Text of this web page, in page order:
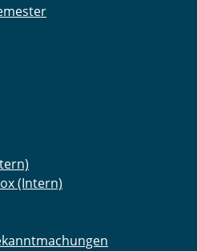
(Intern)